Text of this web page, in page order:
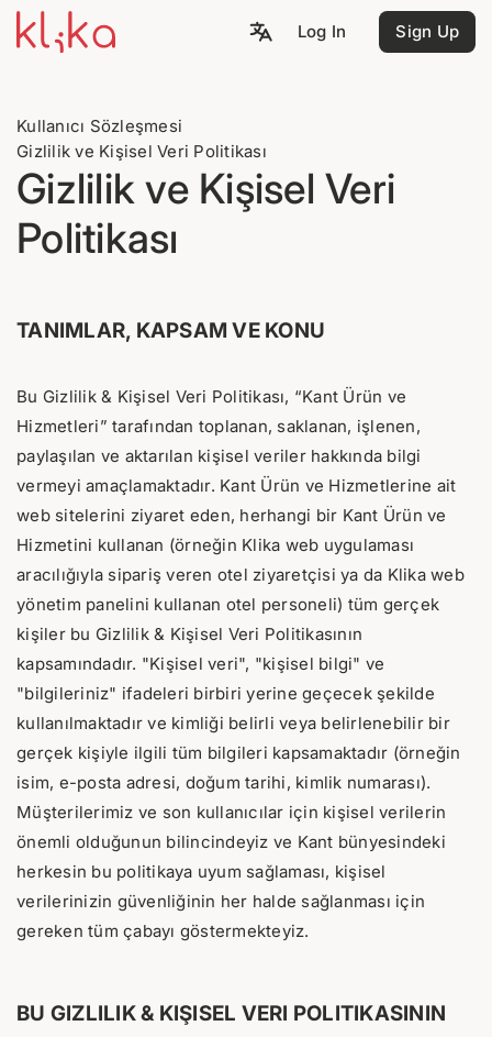
Log In Sign Up
Kullanıcı Sözleşmesi
Gizlilik ve Kişisel Veri Politikası
Gizlilik ve Kişisel Veri
Politikası
TANIMLAR, KAPSAM VE KONU
Bu Gizlilik & Kişisel Veri Politikası, “Kant Ürün ve
Hizmetleri” tarafından toplanan, saklanan, işlenen,
paylaşılan ve aktarılan kişisel veriler hakkında bilgi
vermeyi amaçlamaktadır. Kant Ürün ve Hizmetlerine ait
web sitelerini ziyaret eden, herhangi bir Kant Ürün ve
Hizmetini kullanan (örneğin Klika web uygulaması
aracılığıyla sipariş veren otel ziyaretçisi ya da Klika web
yönetim panelini kullanan otel personeli) tüm gerçek
kişiler bu Gizlilik & Kişisel Veri Politikasının
kapsamındadır. "Kişisel veri", "kişisel bilgi" ve
"bilgileriniz" ifadeleri birbiri yerine geçecek şekilde
kullanılmaktadır ve kimliği belirli veya belirlenebilir bir
gerçek kişiyle ilgili tüm bilgileri kapsamaktadır (örneğin
isim, e-posta adresi, doğum tarihi, kimlik numarası).
Müşterilerimiz ve son kullanıcılar için kişisel verilerin
önemli olduğunun bilincindeyiz ve Kant bünyesindeki
herkesin bu politikaya uyum sağlaması, kişisel
verilerinizin güvenliğinin her halde sağlanması için
gereken tüm çabayı göstermekteyiz.
BU GIZLILIK & KIŞISEL VERI POLITIKASININ